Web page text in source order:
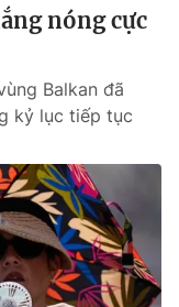
nóng cực
Balkan đã
kỷ lục tiếp tục